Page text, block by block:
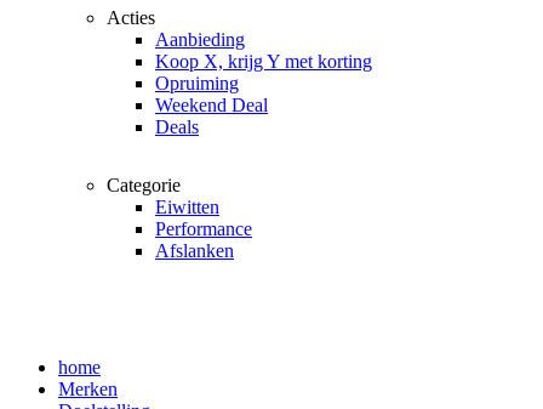
Acties
Aanbieding
Koop X, krijg Y met korting
Opruiming
Weekend Deal
Deals
Categorie
Eiwitten
Performance
Afslanken
home
Merken